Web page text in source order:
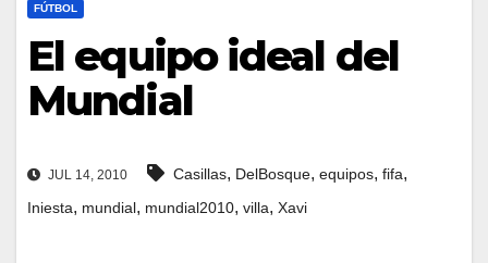
FÚTBOL
El equipo ideal del
Mundial
JUL 14, 2010 Casillas, DelBosque, equipos, fifa,
Iniesta, mundial, mundial2010, villa, Xavi